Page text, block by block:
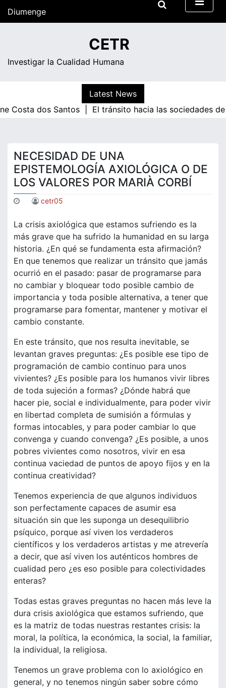
Diumenge
CETR
Investigar la Cualidad Humana
Latest News
dos Santos |El tránsito hacia las sociedades de
NECESIDAD DE UNA
EPISTEMOLOGÍA AXIOLÓGICA O DE
LOS VALORES POR MARIÀ CORBÍ
cetr05
La crisis axiológica que estamos sufriendo es la
más grave que ha sufrido la humanidad en su larga
historia. ¿En qué se fundamenta esta afirmación?
En que tenemos que realizar un tránsito que jamás
ocurrió en el pasado: pasar de programarse para
no cambiar y bloquear todo posible cambio de
importancia y toda posible alternativa, a tener que
programarse para fomentar, mantener y motivar el
cambio constante.
En este tránsito, que nos resulta inevitable, se
levantan graves preguntas: ¿Es posible ese tipo de
programación de cambio continuo para unos
vivientes? ¿Es posible para los humanos vivir libres
de toda sujeción a formas? ¿Dónde habrá que
hacer pie, social e individualmente, para poder vivir
en libertad completa de sumisión a fórmulas y
formas intocables, y para poder cambiar lo que
convenga y cuando convenga? ¿Es posible, a unos
pobres vivientes como nosotros, vivir en esa
continua vaciedad de puntos de apoyo fijos y en la
continua creatividad?
Tenemos experiencia de que algunos individuos
son perfectamente capaces de asumir esa
situación sin que les suponga un desequilibrio
psíquico, porque así viven los verdaderos
científicos y los verdaderos artistas y me atrevería
a decir, que así viven los auténticos hombres de
cualidad pero ¿es eso posible para colectividades
enteras?
Todas estas graves preguntas no hacen más leve la
dura crisis axiológica que estamos sufriendo, que
es la matriz de todas nuestras restantes crisis: la
moral, la política, la económica, la social, la familiar,
la individual, la religiosa.
Tenemos un grave problema con lo axiológico en
general, y no tenemos ningún saber sobre cómo